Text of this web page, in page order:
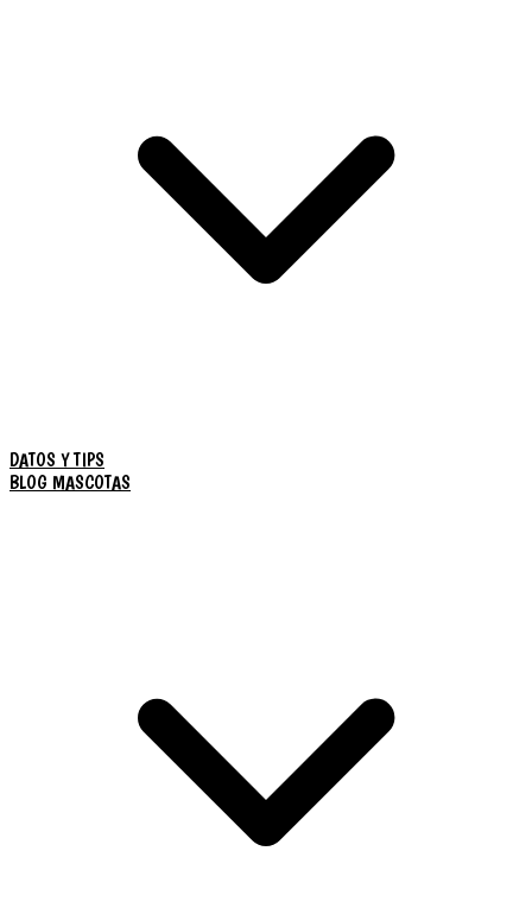
DATOS Y TIPS
BLOG MASCOTAS